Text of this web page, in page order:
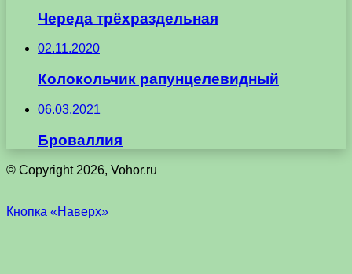
Череда трёхраздельная
02.11.2020
Колокольчик рапунцелевидный
06.03.2021
Броваллия
© Copyright 2026, Vohor.ru
Кнопка «Наверх»